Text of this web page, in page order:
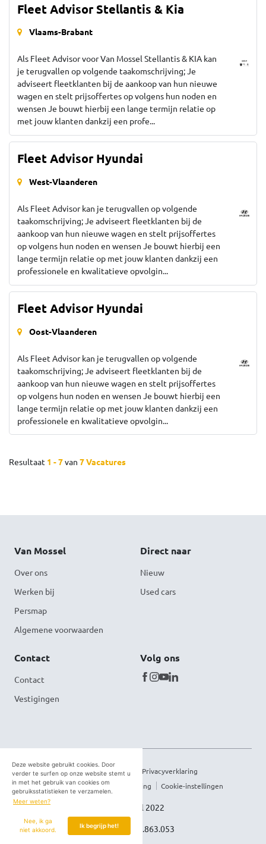
Deze website gebruikt cookies. Door
verder te surfen op onze website stemt u
in met het gebruik van cookies om
gebruiksstatistieken te verzamelen.
Meer weten?
Nee, ik ga
niet akkoord.
Ik begrijp het!
Fleet Advisor Stellantis & Kia
Vlaams-Brabant
Als Fleet Advisor voor Van Mossel Stellantis & KIA kan
je terugvallen op volgende taakomschrijving; Je
adviseert fleetklanten bij de aankoop van hun nieuwe
wagen en stelt prijsoffertes op volgens hun noden en
wensen Je bouwt hierbij een lange termijn relatie op
met jouw klanten dankzij een profe...
Fleet Advisor Hyundai
West-Vlaanderen
Als Fleet Advisor kan je terugvallen op volgende
taakomschrijving; Je adviseert fleetklanten bij de
aankoop van hun nieuwe wagen en stelt prijsoffertes
op volgens hun noden en wensen Je bouwt hierbij een
lange termijn relatie op met jouw klanten dankzij een
professionele en kwalitatieve opvolgin...
Fleet Advisor Hyundai
Oost-Vlaanderen
Als Fleet Advisor kan je terugvallen op volgende
taakomschrijving; Je adviseert fleetklanten bij de
aankoop van hun nieuwe wagen en stelt prijsoffertes
op volgens hun noden en wensen Je bouwt hierbij een
lange termijn relatie op met jouw klanten dankzij een
professionele en kwalitatieve opvolgin...
Resultaat 1 - 7van 7 Vacatures
Van Mossel
Over ons
Werken bij
Persmap
Algemene voorwaarden
Direct naar
Nieuw
Used cars
Contact
Contact
Vestigingen
Volg ons
Disclaimer Cookies
Privacyverklaring
Meldpunt integriteitsschending
Cookie-instellingen
Van Mossel 2022
BTW: BE0695.863.053